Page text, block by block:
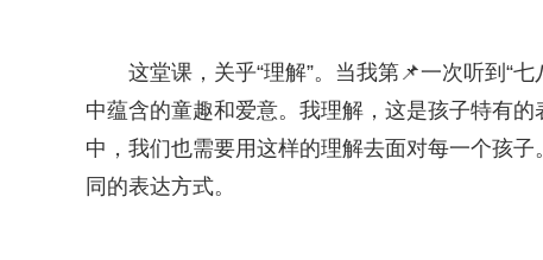
这堂课，关乎“理解”。当我第📌一次听到“
中蕴含的童趣和爱意。我理解，这是孩子特有
中，我们也需要用这样的理解去面对每一个孩
同的表达方式。